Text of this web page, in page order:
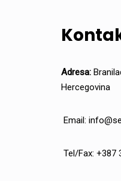
Adresa:
Hercegovina
Email:
Tel/Fax: +387